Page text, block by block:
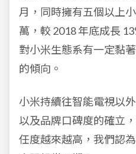
月，同時擁有五個以上
萬，較 2018 年底成長
對小米生態系有一定黏
的傾向。
小米持續往智能電視以
以及品牌口碑度的確立
任度越來越高，我們認